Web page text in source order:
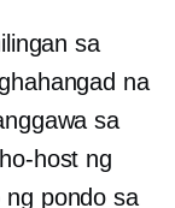
sa
na
sa
host ng
ng pondo sa